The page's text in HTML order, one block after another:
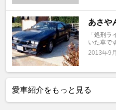
あさや
「処刑
いた車で
2013年9
愛車紹介をもっと見る